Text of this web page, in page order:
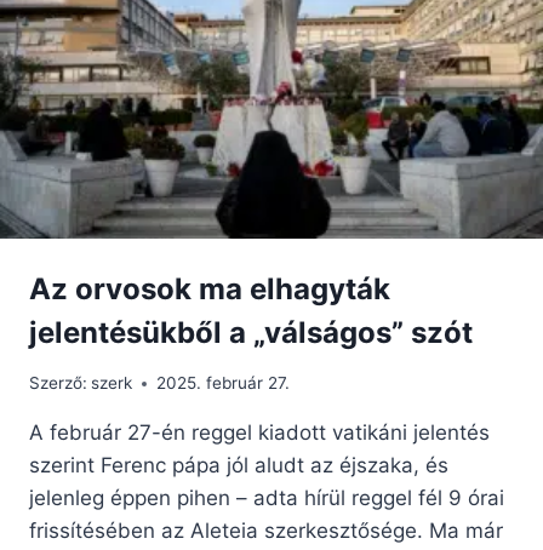
PÁPAI
SZÉKFOGLALÁSÁNAK
ELSŐ
ÉVFORDULÓJÁT
Az orvosok ma elhagyták
jelentésükből a „válságos” szót
Szerző: szerk 2025. február 27.
A február 27-én reggel kiadott vatikáni jelentés
szerint Ferenc pápa jól aludt az éjszaka, és
jelenleg éppen pihen – adta hírül reggel fél 9 órai
frissítésében az Aleteia szerkesztősége. Ma már